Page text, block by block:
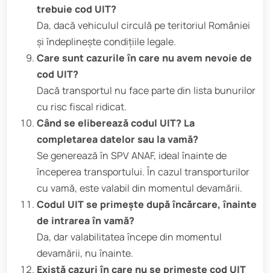
trebuie cod UIT?
Da, dacă vehiculul circulă pe teritoriul României
și îndeplinește condițiile legale.
Care sunt cazurile în care nu avem nevoie de
cod UIT?
Dacă transportul nu face parte din lista bunurilor
cu risc fiscal ridicat.
Când se eliberează codul UIT? La
completarea datelor sau la vamă?
Se generează în SPV ANAF, ideal înainte de
începerea transportului. În cazul transporturilor
cu vamă, este valabil din momentul devamării.
Codul UIT se primește după încărcare, înainte
de intrarea în vamă?
Da, dar valabilitatea începe din momentul
devamării, nu înainte.
Există cazuri în care nu se primește cod UIT